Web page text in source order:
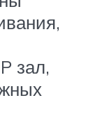
зал,